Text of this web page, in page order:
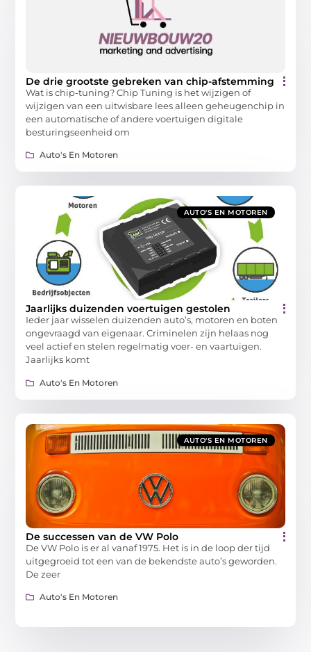
De drie grootste gebreken van chip-afstemming
Wat is chip-tuning? Chip Tuning is het wijzigen of
wijzigen van een uitwisbare lees alleen geheugenchip in
een automatische of andere voertuigen digitale
besturingseenheid om
Auto's En Motoren
AUTO'S EN MOTOREN
Jaarlijks duizenden voertuigen gestolen
Ieder jaar wisselen duizenden auto’s, motoren en boten
ongevraagd van eigenaar. Criminelen zijn helaas nog
veel actief en stelen regelmatig voer- en vaartuigen.
Jaarlijks komt
Auto's En Motoren
AUTO'S EN MOTOREN
De successen van de VW Polo
De VW Polo is er al vanaf 1975. Het is in de loop der tijd
uitgegroeid tot een van de bekendste auto’s geworden.
De zeer
Auto's En Motoren